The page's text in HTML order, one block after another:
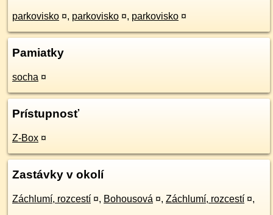
parkovisko ¤, parkovisko ¤, parkovisko ¤
Pamiatky
socha ¤
Prístupnosť
Z-Box ¤
Zastávky v okolí
Záchlumí, rozcestí ¤, Bohousová ¤, Záchlumí, rozcestí ¤,